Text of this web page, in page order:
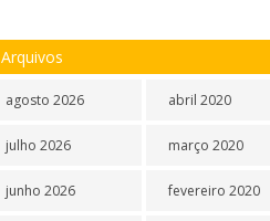
Arquivos
agosto 2026
julho 2026
junho 2026
abril 2020
março 2020
fevereiro 2020